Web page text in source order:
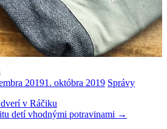
20191. októbra 2019 Správy
v Ráčiku
detí vhodnými potravinami →